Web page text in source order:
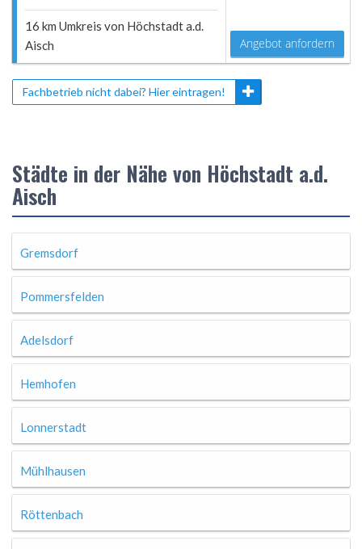
16 km Umkreis von Höchstadt a.d.
Aisch
Angebot anfordern
Fachbetrieb nicht dabei? Hier eintragen!
Städte in der Nähe von Höchstadt a.d.
Aisch
Gremsdorf
Pommersfelden
Adelsdorf
Hemhofen
Lonnerstadt
Mühlhausen
Röttenbach